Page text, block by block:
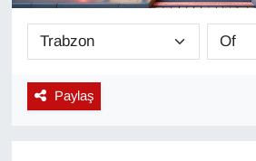
Paylaş
Diğer
DÜNYA